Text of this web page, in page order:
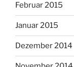
Februar 2015
Januar 2015
Dezember 2014